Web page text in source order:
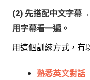
(2) 先搭配中文字
用字幕看一遍。
用這個訓練方式，有
熟悉英文對話